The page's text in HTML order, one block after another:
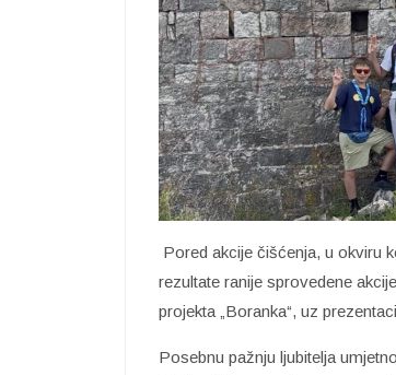
Pored akcije čišćenja, u okviru
rezultate ranije sprovedene
projekta „Boranka“, uz
Posebnu pažnju ljubitelja